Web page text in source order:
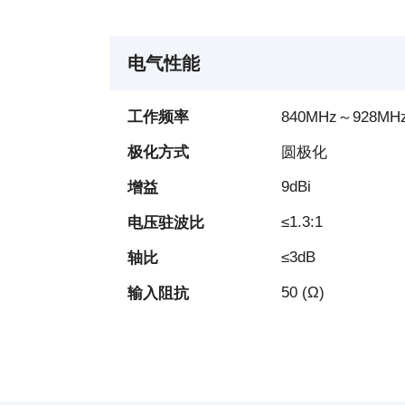
电气性能
工作频率 840MHz～
极化方式 圆极化
增益 9dBi
电压驻波比 ≤1.3:1
轴比 ≤3dB
输入阻抗 50 (Ω)